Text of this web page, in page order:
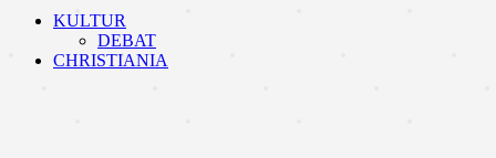
KULTUR
DEBAT
CHRISTIANIA